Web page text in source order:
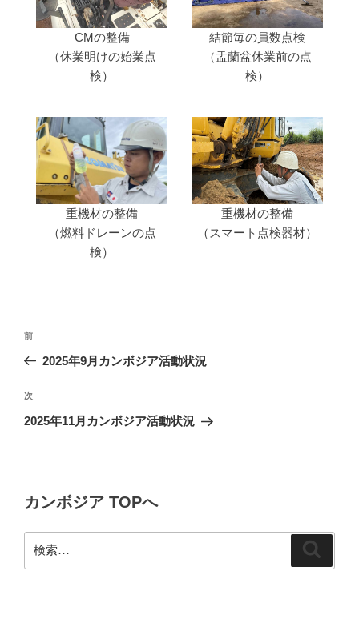
CMの整備
（休業明けの始業点
検）
結節毎の員数点検
（盂蘭盆休業前の点
検）
重機材の整備
（燃料ドレーンの点
検）
重機材の整備
（スマート点検器材）
投
ビ
ゲ
ン
前
の
稿
前
2025年9月カンボジア活動状況
次
の
次
2025年11月カンボジア活動状況
カンボジア TOPへ
索: